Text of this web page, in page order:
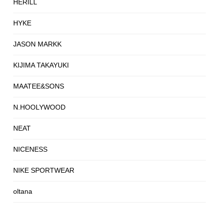
HERILL
HYKE
JASON MARKK
KIJIMA TAKAYUKI
MAATEE&SONS
N.HOOLYWOOD
NEAT
NICENESS
NIKE SPORTWEAR
oltana